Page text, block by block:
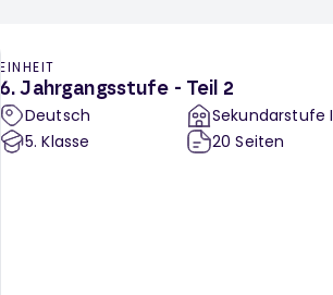
EINHEIT
6. Jahrgangsstufe - Teil 2
Deutsch
5. Klasse
Sekundarstufe I
20 Seiten